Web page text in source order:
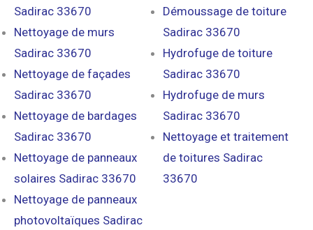
Sadirac 33670
Nettoyage de murs
Sadirac 33670
Nettoyage de façades
Sadirac 33670
Nettoyage de bardages
Sadirac 33670
Nettoyage de panneaux
solaires Sadirac 33670
Nettoyage de panneaux
photovoltaïques Sadirac
Démoussage de toiture
Sadirac 33670
Hydrofuge de toiture
Sadirac 33670
Hydrofuge de murs
Sadirac 33670
Nettoyage et traitement
de toitures Sadirac
33670